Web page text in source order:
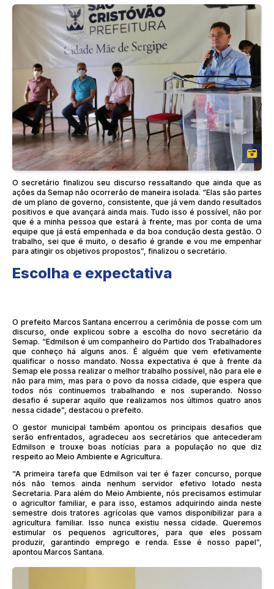
O secretário finalizou seu discurso ressaltando que ainda que as
ações da Semap não ocorrerão de maneira isolada. “Elas são partes
de um plano de governo, consistente, que já vem dando resultados
positivos e que avançará ainda mais. Tudo isso é possível, não por
que é a minha pessoa que estará à frente, mas por conta de uma
equipe que já está empenhada e da boa condução desta gestão. O
trabalho, sei que é muito, o desafio é grande e vou me empenhar
para atingir os objetivos propostos”, finalizou o secretário.
Escolha e expectativa
O prefeito Marcos Santana encerrou a cerimônia de posse com um
discurso, onde explicou sobre a escolha do novo secretário da
Semap. “Edmilson é um companheiro do Partido dos Trabalhadores
que conheço há alguns anos. É alguém que vem efetivamente
qualificar o nosso mandato. Nossa expectativa é que à frente da
Semap ele possa realizar o melhor trabalho possível, não para ele e
não para mim, mas para o povo da nossa cidade, que espera que
todos nós continuemos trabalhando e nos superando. Nosso
desafio é superar aquilo que realizamos nos últimos quatro anos
nessa cidade”, destacou o prefeito.
O gestor municipal também apontou os principais desafios que
serão enfrentados, agradeceu aos secretários que antecederam
Edmilson e trouxe boas notícias para a população no que diz
respeito ao Meio Ambiente e Agricultura.
“A primeira tarefa que Edmilson vai ter é fazer concurso, porque
nós não temos ainda nenhum servidor efetivo lotado nesta
Secretaria. Para além do Meio Ambiente, nós precisamos estimular
o agricultor familiar, e para isso, estamos adquirindo ainda neste
semestre dois tratores agrícolas que vamos disponibilizar para a
agricultura familiar. Isso nunca existiu nessa cidade. Queremos
estimular os pequenos agricultores, para que eles possam
produzir, garantindo emprego e renda. Esse é nosso papel”,
apontou Marcos Santana.